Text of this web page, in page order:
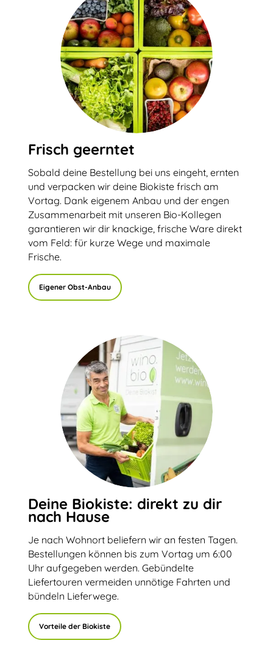
Frisch geerntet
Sobald deine Bestellung bei uns eingeht, ernten
und verpacken wir deine Biokiste frisch am
Vortag. Dank eigenem Anbau und der engen
Zusammenarbeit mit unseren Bio-Kollegen
garantieren wir dir knackige, frische Ware direkt
vom Feld: für kurze Wege und maximale
Frische.
Eigener Obst-Anbau
Deine Biokiste: direkt zu dir
nach Hause
Je nach Wohnort beliefern wir an festen Tagen.
Bestellungen können bis zum Vortag um 6:00
Uhr aufgegeben werden. Gebündelte
Liefertouren vermeiden unnötige Fahrten und
bündeln Lieferwege.
Vorteile der Biokiste